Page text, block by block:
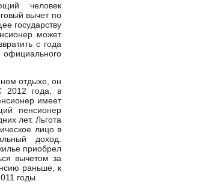
человек
вычет по
государству
может
с года
отдыхе, он
2012 года, в
имеет
пенсионер
лет. Льгота
лицо в
доход.
приобрел
вычетом за
раньше, к
годы.